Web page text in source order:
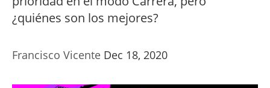
¿quiénes son los mejores?
Francisco Vicente Dec 18, 2020